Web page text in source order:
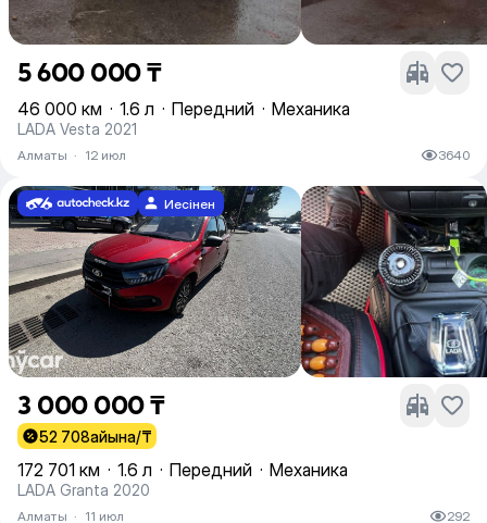
5 600 000 ₸
46 000 км · 1.6 л · Передний · Механика
LADA Vesta 2021
Алматы · 12 июл 3640
Иесінен
3 000 000 ₸
52 708айына/₸
172 701 км · 1.6 л · Передний · Механика
LADA Granta 2020
Алматы · 11 июл 292